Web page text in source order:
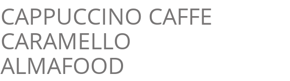
CAPPUCCINO CAFFE
CARAMELLO
ALMAFOOD